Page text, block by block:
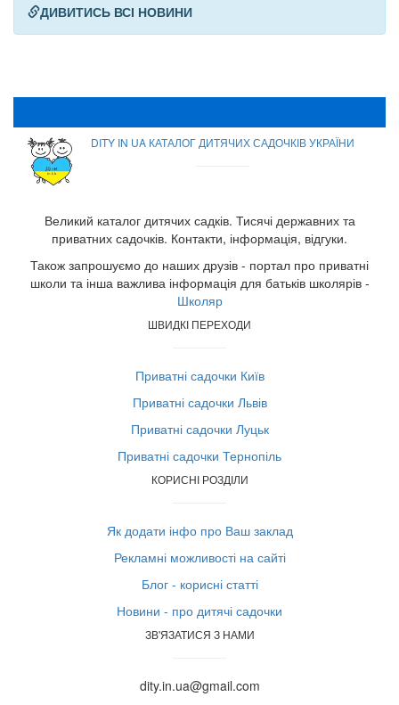
ДИВИТИСЬ ВСІ НОВИНИ
DITY IN UA КАТАЛОГ ДИТЯЧИХ САДОЧКІВ УКРАЇНИ
Великий каталог дитячих садків. Тисячі державних та
приватних садочків. Контакти, інформація, відгуки.
Також запрошуємо до наших друзів - портал про приватні
школи та інша важлива інформація для батьків школярів -
Школяр
ШВИДКІ ПЕРЕХОДИ
Приватні садочки Київ
Приватні садочки Львів
Приватні садочки Луцьк
Приватні садочки Тернопіль
КОРИСНІ РОЗДІЛИ
Як додати інфо про Ваш заклад
Рекламні можливості на сайті
Блог - корисні статті
Новини - про дитячі садочки
ЗВ'ЯЗАТИСЯ З НАМИ
dity.in.ua@gmail.com